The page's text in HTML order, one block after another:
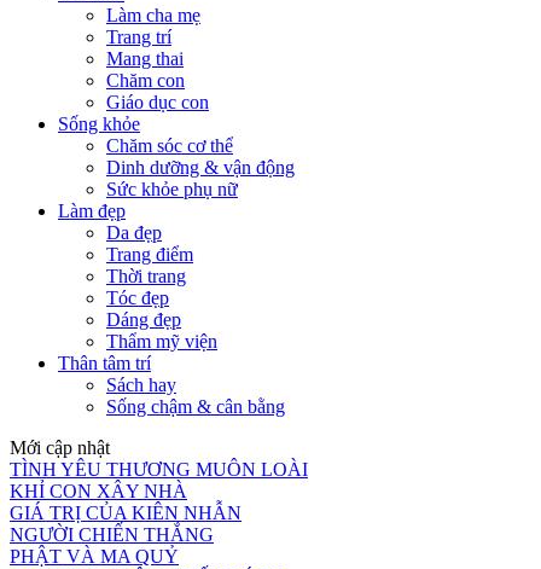
Làm cha mẹ
Trang trí
Mang thai
Chăm con
Giáo dục con
Sống khỏe
Chăm sóc cơ thể
Dinh dưỡng & vận động
Sức khỏe phụ nữ
Làm đẹp
Da đẹp
Trang điểm
Thời trang
Tóc đẹp
Dáng đẹp
Thẩm mỹ viện
Thân tâm trí
Sách hay
Sống chậm & cân bằng
Mới cập nhật
TÌNH YÊU THƯƠNG MUÔN LOÀI
KHỈ CON XÂY NHÀ
GIÁ TRỊ CỦA KIÊN NHẪN
NGƯỜI CHIẾN THẮNG
PHẬT VÀ MA QUỶ